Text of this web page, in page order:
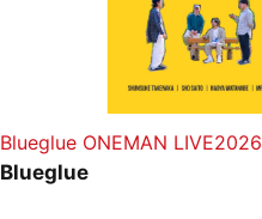
Blueglue ONEMAN LIVE2026
Blueglue